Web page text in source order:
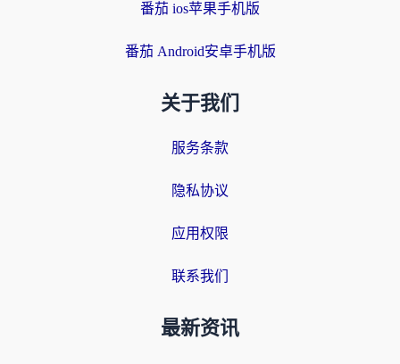
番茄 ios苹果手机版
番茄 Android安卓手机版
关于我们
服务条款
隐私协议
应用权限
联系我们
最新资讯